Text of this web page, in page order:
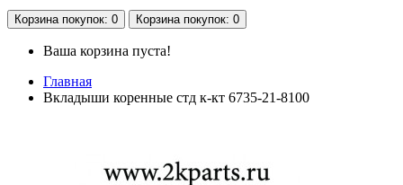
Корзинапокупок: 0 Корзинапокупок: 0
Ваша корзина пуста!
Главная
Вкладыши коренные стд к-кт 6735-21-8100